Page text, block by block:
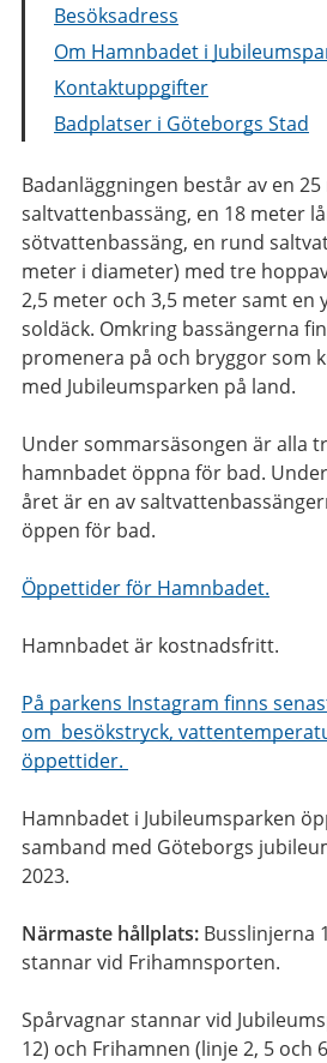
Besöksadress
Om Hamnbadet i
Kontaktuppgifter
Badplatser i Göteborgs Stad
Badanläggningen består av en
saltvattenbassäng, en 18 meter
sötvattenbassäng, en rund
meter i diameter) med tre
2,5 meter och 3,5 meter samt en
soldäck. Omkring bassängerna
promenera på och bryggor som
med Jubileumsparken på land.
Under sommarsäsongen är alla
hamnbadet öppna för bad.
året är en av
öppen för bad.
Öppettider för Hamnbadet.
Hamnbadet är kostnadsfritt.
På parkens Instagram finns
om besökstryck,
öppettider.
Hamnbadet i Jubileumsparken
samband med Göteborgs
2023.
Närmaste hållplats: Busslinjerna
stannar vid Frihamnsporten.
Spårvagnar stannar vid
12) och Frihamnen (linje 2, 5 och